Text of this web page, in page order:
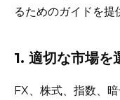
るためのガイドを提
1. 適切な市場を
FX、株式、指数、